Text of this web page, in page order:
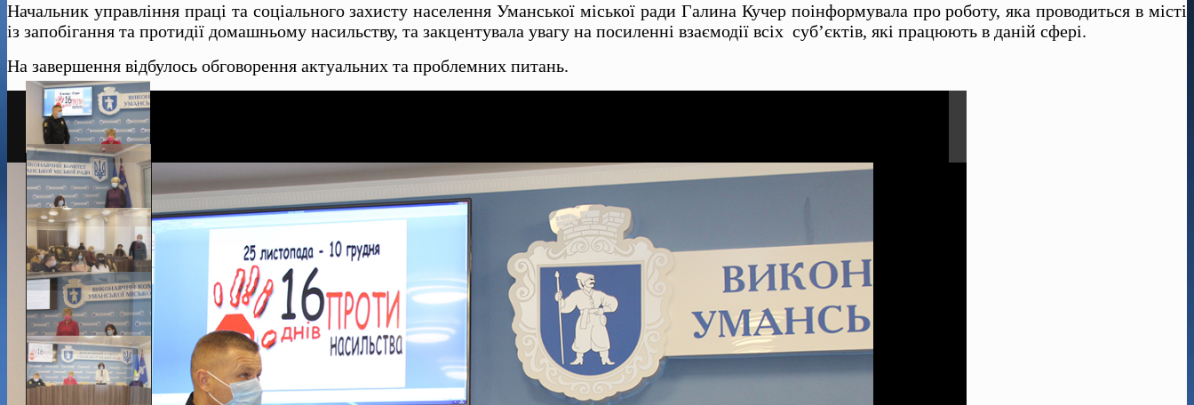
Начальник управління праці та соціального захисту населення Уманської міської ради Галина Кучер поінформувала про роботу, яка проводиться в місті
із запобігання та протидії домашньому насильству, та закцентувала увагу на посиленні взаємодії всіх суб’єктів, які працюють в даній сфері.
На завершення відбулось обговорення актуальних та проблемних питань.